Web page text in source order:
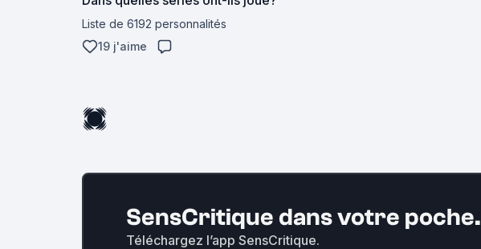
Liste de 6192 personnalités
19 j'aime
SensCritique dans votre poche.
Téléchargez l’app SensCritique.